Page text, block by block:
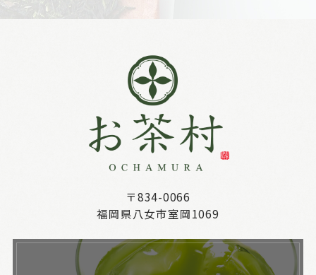
〒834-0066
福岡県八女市室岡1069